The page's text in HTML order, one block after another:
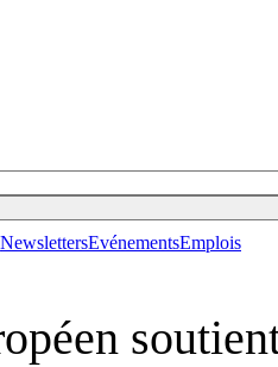
NewslettersEvénementsEmplois